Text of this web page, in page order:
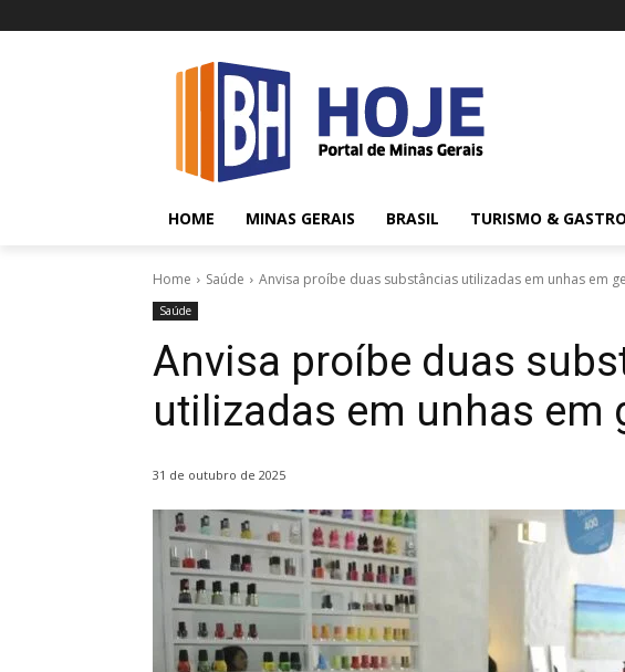
HOME MINAS GERAIS BRASIL TURISMO &
Home Saúde Anvisa proíbe duas substâncias utilizadas em unhas em
Saúde
Anvisa proíbe duas
utilizadas em unhas em
31 de outubro de 2025